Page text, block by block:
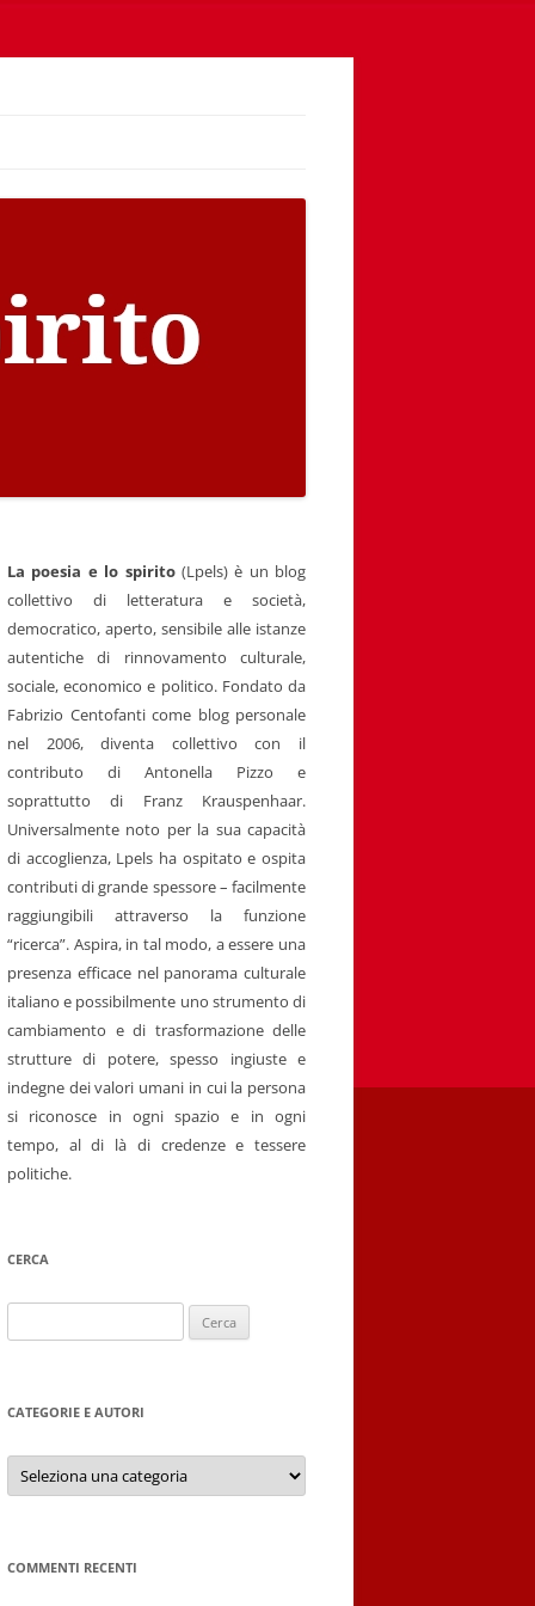
La poesia e lo spirito(Lpels) è un blog
collettivo di letteratura e società,
democratico, aperto, sensibile alle istanze
autentiche di rinnovamento culturale,
sociale, economico e politico. Fondato da
Fabrizio Centofanti come blog personale
nel 2006, diventa collettivo con il
contributo di Antonella Pizzo e
soprattutto di Franz Krauspenhaar.
Universalmente noto per la sua capacità
di accoglienza, Lpels ha ospitato e ospita
contributi di grande spessore – facilmente
raggiungibili attraverso la funzione
“ricerca”. Aspira, in tal modo, a essere una
presenza efficace nel panorama culturale
italiano e possibilmente uno strumento di
cambiamento e di trasformazione delle
strutture di potere, spesso ingiuste e
indegne dei valori umani in cui la persona
si riconosce in ogni spazio e in ogni
tempo, al di là di credenze e tessere
politiche.
CERCA
per:
CATEGORIE E AUTORI
Categorie
autori
COMMENTI RECENTI